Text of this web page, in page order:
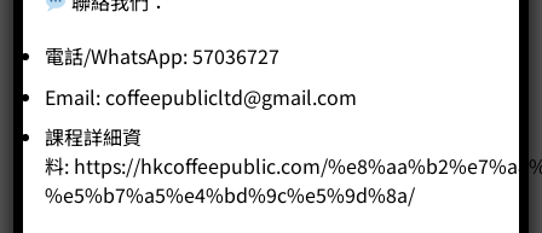
Price: HK$
-
BUY NOW
電話/WhatsApp: 57036727
Email:coffeepublicltd@gmail.com
課程詳細資
料: https://hkcoffeepublic.com/
%e5%b7%a5%e4%bd%9c%e5%9d%8a/